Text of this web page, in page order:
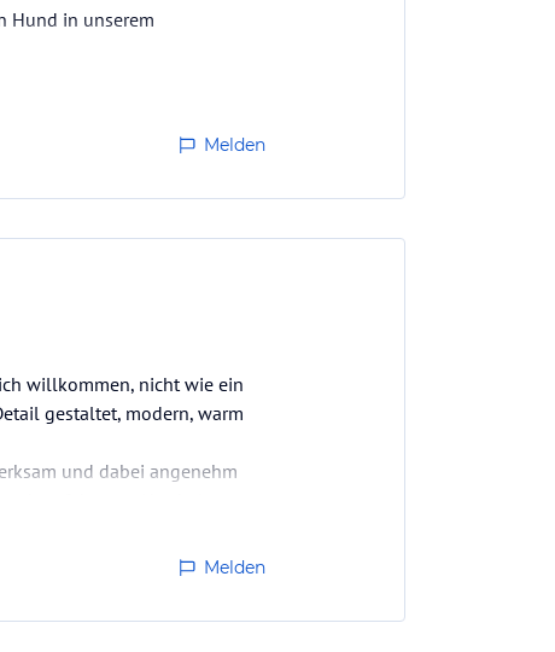
Hund in unserem
Melden
willkommen, nicht wie ein
gestaltet, modern, warm
und dabei angenehm
Melden